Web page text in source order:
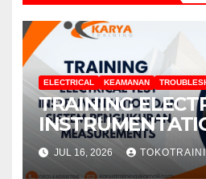
ELECTRICAL KEAMANAN
TRAINING
SISTEM
MEASUREMENTS
JUL 16, 2026